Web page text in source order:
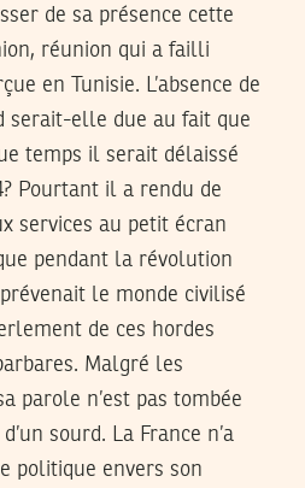
de sa présence cette
réunion qui a failli
en Tunisie. L’absence de
serait-elle due au fait que
temps il serait délaissé
Pourtant il a rendu de
services au petit écran
pendant la révolution
le monde civilisé
de ces hordes
Malgré les
parole n’est pas tombée
sourd. La France n’a
politique envers son